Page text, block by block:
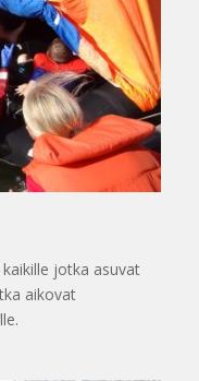
jotka asuvat
aikovat